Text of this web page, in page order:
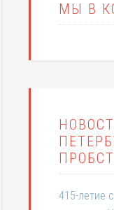
МЫ В
415-летие